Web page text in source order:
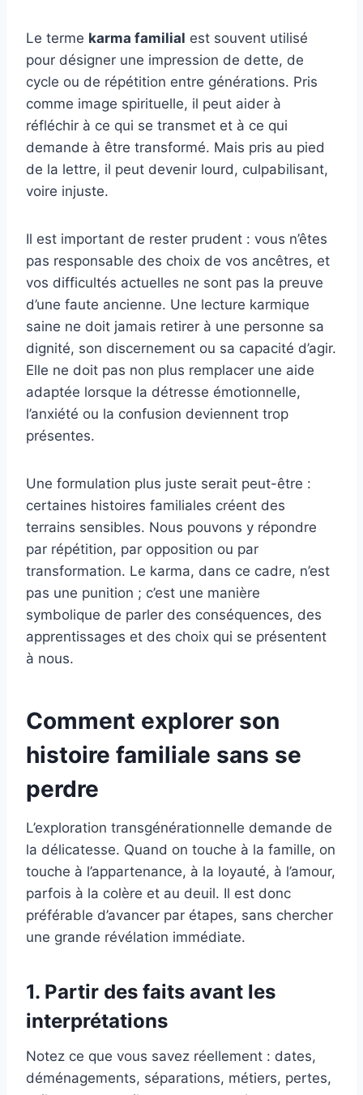
Le terme karma familial est souvent utilisé
pour désigner une impression de dette, de
cycle ou de répétition entre générations. Pris
comme image spirituelle, il peut aider à
réfléchir à ce qui se transmet et à ce qui
demande à être transformé. Mais pris au pied
de la lettre, il peut devenir lourd, culpabilisant,
voire injuste.
Il est important de rester prudent : vous n’êtes
pas responsable des choix de vos ancêtres, et
vos difficultés actuelles ne sont pas la preuve
d’une faute ancienne. Une lecture karmique
saine ne doit jamais retirer à une personne sa
dignité, son discernement ou sa capacité d’agir.
Elle ne doit pas non plus remplacer une aide
adaptée lorsque la détresse émotionnelle,
l’anxiété ou la confusion deviennent trop
présentes.
Une formulation plus juste serait peut-être :
certaines histoires familiales créent des
terrains sensibles. Nous pouvons y répondre
par répétition, par opposition ou par
transformation. Le karma, dans ce cadre, n’est
pas une punition ; c’est une manière
symbolique de parler des conséquences, des
apprentissages et des choix qui se présentent
à nous.
Comment explorer son
histoire familiale sans se
perdre
L’exploration transgénérationnelle demande de
la délicatesse. Quand on touche à la famille, on
touche à l’appartenance, à la loyauté, à l’amour,
parfois à la colère et au deuil. Il est donc
préférable d’avancer par étapes, sans chercher
une grande révélation immédiate.
1. Partir des faits avant les
interprétations
Notez ce que vous savez réellement : dates,
déménagements, séparations, métiers, pertes,